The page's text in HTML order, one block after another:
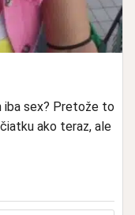
sex? Pretože to
ako teraz, ale